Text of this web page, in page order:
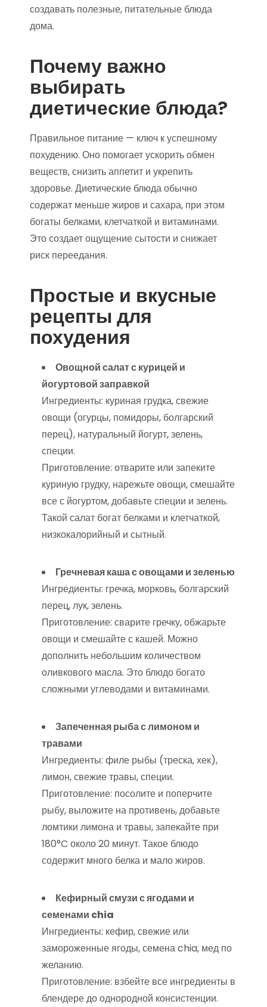
создавать полезные, питательные блюда
дома.
Почему важно
выбирать
диетические блюда?
Правильное питание — ключ к успешному
похудению. Оно помогает ускорить обмен
веществ, снизить аппетит и укрепить
здоровье. Диетические блюда обычно
содержат меньше жиров и сахара, при этом
богаты белками, клетчаткой и витаминами.
Это создает ощущение сытости и снижает
риск переедания.
Простые и вкусные
рецепты для
похудения
Овощной салат с курицей и
йогуртовой заправкой
Ингредиенты: куриная грудка, свежие
овощи (огурцы, помидоры, болгарский
перец), натуральный йогурт, зелень,
специи.
Приготовление: отварите или запеките
куриную грудку, нарежьте овощи, смешайте
все с йогуртом, добавьте специи и зелень.
Такой салат богат белками и клетчаткой,
низкокалорийный и сытный.
Гречневая каша с овощами и зеленью
Ингредиенты: гречка, морковь, болгарский
перец, лук, зелень.
Приготовление: сварите гречку, обжарьте
овощи и смешайте с кашей. Можно
дополнить небольшим количеством
оливкового масла. Это блюдо богато
сложными углеводами и витаминами.
Запеченная рыба с лимоном и
травами
Ингредиенты: филе рыбы (треска, хек),
лимон, свежие травы, специи.
Приготовление: посолите и поперчите
рыбу, выложите на противень, добавьте
ломтики лимона и травы, запекайте при
180°C около 20 минут. Такое блюдо
содержит много белка и мало жиров.
Кефирный смузи с ягодами и
семенами chia
Ингредиенты: кефир, свежие или
замороженные ягоды, семена chia, мед по
желанию.
Приготовление: взбейте все ингредиенты в
блендере до однородной консистенции.